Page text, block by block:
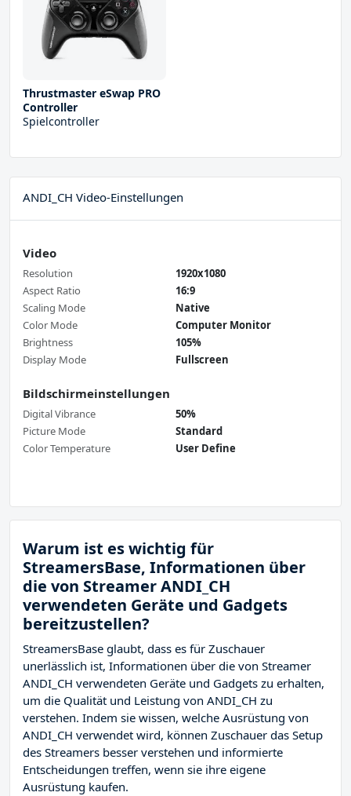
Thrustmaster eSwap PRO
Controller
Spielcontroller
ANDI_CH Video-Einstellungen
Video
Resolution
1920x1080
Aspect Ratio
16:9
Scaling Mode
Native
Color Mode
Computer Monitor
Brightness
105%
Display Mode
Fullscreen
Bildschirmeinstellungen
Digital Vibrance
50%
Picture Mode
Standard
Color Temperature
User Define
Warum ist es wichtig für
StreamersBase, Informationen über
die von Streamer ANDI_CH
verwendeten Geräte und Gadgets
bereitzustellen?
StreamersBase glaubt, dass es für Zuschauer
unerlässlich ist, Informationen über die von Streamer
ANDI_CH verwendeten Geräte und Gadgets zu erhalten,
um die Qualität und Leistung von ANDI_CH zu
verstehen. Indem sie wissen, welche Ausrüstung von
ANDI_CH verwendet wird, können Zuschauer das Setup
des Streamers besser verstehen und informierte
Entscheidungen treffen, wenn sie ihre eigene
Ausrüstung kaufen.